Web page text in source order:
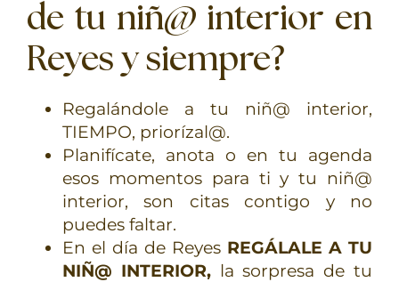
de tu niñ@ interior en
Reyes y siempre?
Regalándole a tu niñ@ interior,
TIEMPO, priorízal@.
Planifícate, anota o en tu agenda
esos momentos para ti y tu niñ@
interior, son citas contigo y no
puedes faltar.
En el día de Reyes REGÁLALE A TU
NIÑ@ INTERIOR,la sorpresa de tu